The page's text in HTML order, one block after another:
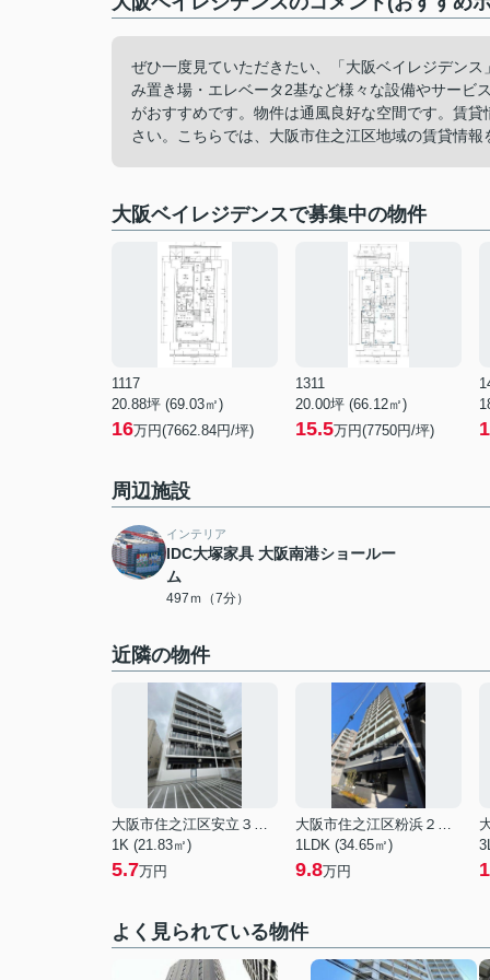
ぜひ一度見ていただきたい、「大阪ベイレジデン
み置き場・エレベータ2基など様々な設備やサービ
がおすすめです。物件は通風良好な空間です。賃
さい。こちらでは、大阪市住之江区地域の賃貸情
大阪ベイレジデンスで募集中の物件
1117
20.88坪 (69.03㎡)
16万円(7662.84円/坪)
1311
20.00坪 (66.12㎡)
15.5万円(7750円/坪)
周辺施設
インテリア
IDC大塚家具 大阪南港ショールー
ム
497ｍ（7分）
近隣の物件
大阪市住之江区安立３丁目
1K (21.83㎡)
5.7万円
大阪市住之江区粉浜２丁目
1LDK (34.65㎡)
9.8万円
よく見られている物件